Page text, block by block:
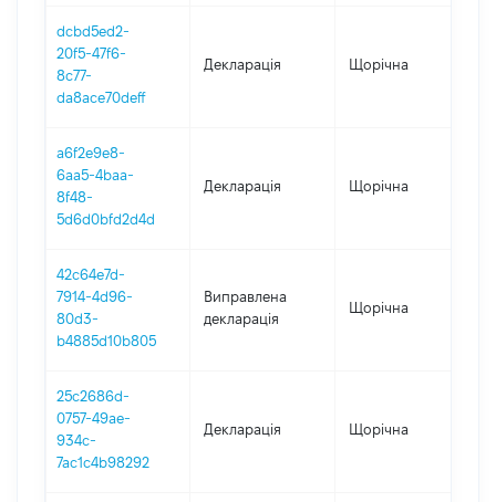
dcbd5ed2-
20f5-47f6-
8c77-
da8ace70deff
Декларація Щорічна
a6f2e9e8-
6aa5-4baa-
8f48-
5d6d0bfd2d4d
Декларація Щорічна
42c64e7d-
7914-4d96-
80d3-
b4885d10b805
Виправлена
декларація
Щорічна
25c2686d-
0757-49ae-
934c-
7ac1c4b98292
Декларація Щорічна